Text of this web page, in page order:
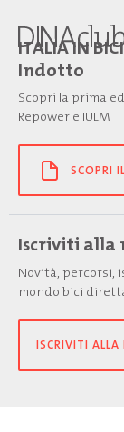
ITALIA IN
Indotto
Scopri la prima
Repower e IULM
SCOPRI
Iscriviti alla
Novità, percorsi,
mondo bici
ISCRIVITI ALLA